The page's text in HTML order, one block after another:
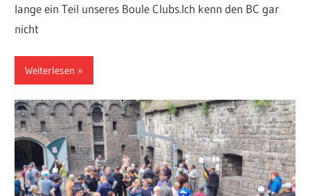
lange ein Teil unseres Boule Clubs.Ich kenn den BC gar
nicht
Weiterlesen